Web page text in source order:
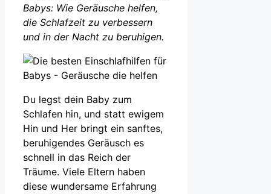
Babys: Wie Geräusche helfen,
die Schlafzeit zu verbessern
und in der Nacht zu beruhigen.
Du legst dein Baby zum
Schlafen hin, und statt ewigem
Hin und Her bringt ein sanftes,
beruhigendes Geräusch es
schnell in das Reich der
Träume. Viele Eltern haben
diese wundersame Erfahrung